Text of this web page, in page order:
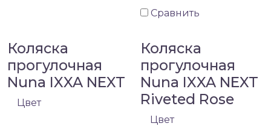
Сравнить
Коляска
прогулочная
Nuna IXXA NEXT
Цвет
Коляска
прогулочная
Nuna IXXA NEXT
Riveted Rose
Цвет